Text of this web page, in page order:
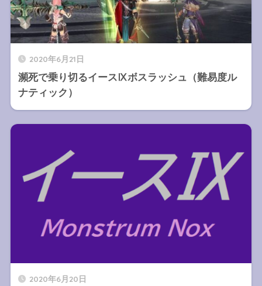
2020年6月21日
瀕死で乗り切るイースⅨボスラッシュ（難易度ル
ナティック）
2020年6月20日